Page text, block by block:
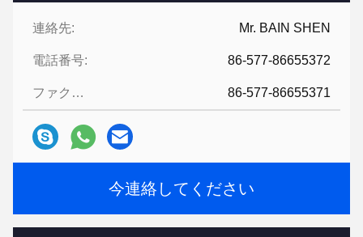
連絡先: Mr. BAIN SHEN
電話番号: 86-577-86655372
ファクシミリ: 86-577-86655371
今連絡してください